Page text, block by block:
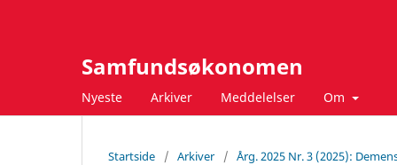
Samfundsøkonomen
Nyeste Arkiver Meddelelser Om
Startside / Arkiver / Årg. 2025 Nr. 3 (2025):